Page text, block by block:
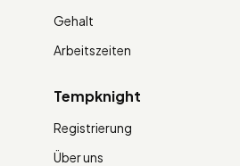
Gehalt
Arbeitszeiten
Tempknight
Registrierung
Über uns